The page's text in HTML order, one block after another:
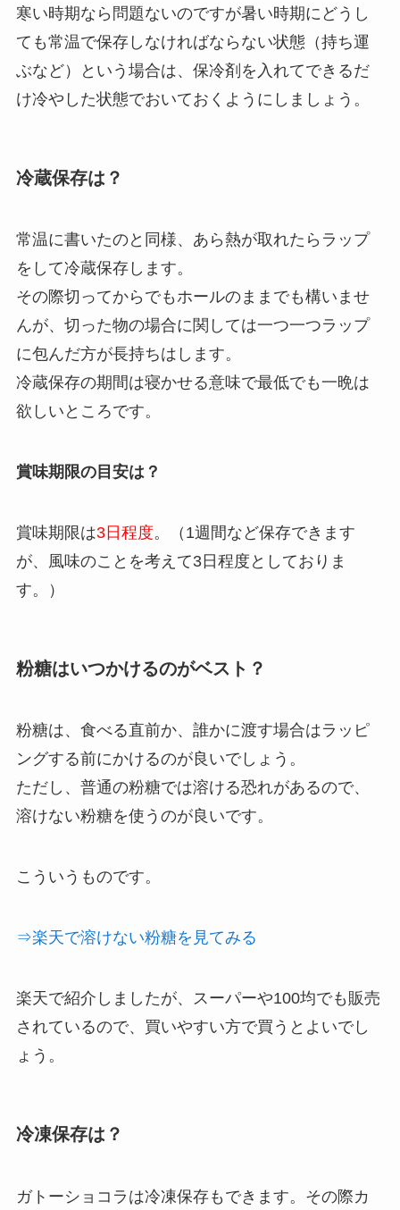
寒い時期なら問題ないのですが暑い時期にどうし
ても常温で保存しなければならない状態（持ち運
ぶなど）という場合は、保冷剤を入れてできるだ
け冷やした状態でおいておくようにしましょう。
冷蔵保存は？
常温に書いたのと同様、あら熱が取れたらラップ
をして冷蔵保存します。
その際切ってからでもホールのままでも構いませ
んが、切った物の場合に関しては一つ一つラップ
に包んだ方が長持ちはします。
冷蔵保存の期間は寝かせる意味で最低でも一晩は
欲しいところです。
賞味期限の目安は？
賞味期限は3日程度。（1週間など保存できます
が、風味のことを考えて3日程度としておりま
す。）
粉糖はいつかけるのがベスト？
粉糖は、食べる直前か、誰かに渡す場合はラッピ
ングする前にかけるのが良いでしょう。
ただし、普通の粉糖では溶ける恐れがあるので、
溶けない粉糖を使うのが良いです。
こういうものです。
⇒楽天で溶けない粉糖を見てみる
楽天で紹介しましたが、スーパーや100均でも販売
されているので、買いやすい方で買うとよいでし
ょう。
冷凍保存は？
ガトーショコラは冷凍保存もできます。その際カ